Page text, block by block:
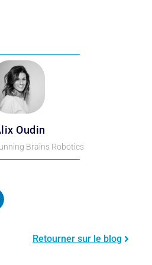
Oudin
Brains Robotics
Retourner sur le blog